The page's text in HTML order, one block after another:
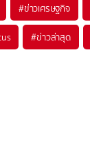
#ข่าวเศรษฐกิจ
#ข่าวล่าสุด